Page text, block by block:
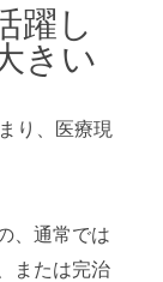
躍し
きい
り、医療現
、通常では
または完治